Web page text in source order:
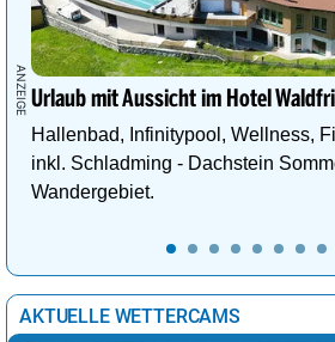
Urlaub mit Aussicht im Hotel
Hallenbad, Infinitypool, Wellness,
inkl. Schladming - Dachstein
Wandergebiet.
AKTUELLE WETTERCAMS